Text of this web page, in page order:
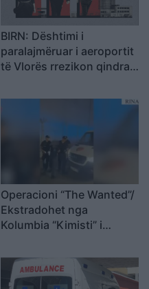
BIRN: Dështimi i
paralajmëruar i aeroportit
të Vlorës rrezikon qindra
Operacioni “The Wanted”/
Ekstradohet nga
Kolumbia “Kimisti” i
sillet në Shqipëri nga
Italia, i kërkuar për vepra
të rënda penale (VIDEO)